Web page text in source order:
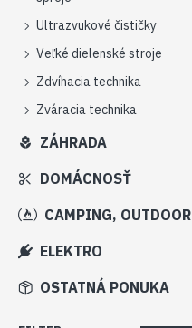
Ultrazvukové čističky
Veľké dielenské stroje
Zdvíhacia technika
Zváracia technika
ZÁHRADA
DOMÁCNOSŤ
CAMPING, OUTDOOR
ELEKTRO
OSTATNÁ PONUKA